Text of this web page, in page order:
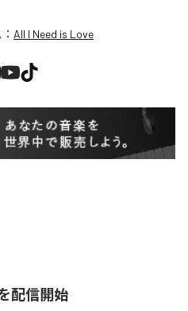
All I Need is Love
配信開始